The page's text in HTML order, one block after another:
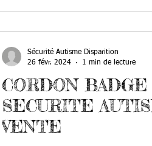
CORDON BADGE
SECURITE
VENTE
Sécurité Autisme Disparition
26 févr. 2024
1 min de lecture